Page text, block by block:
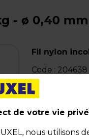
- ø 0,40 mm
Fil nylon
Code : 204638
Poids : 0,05 kg
de votre vie
nous utilisons